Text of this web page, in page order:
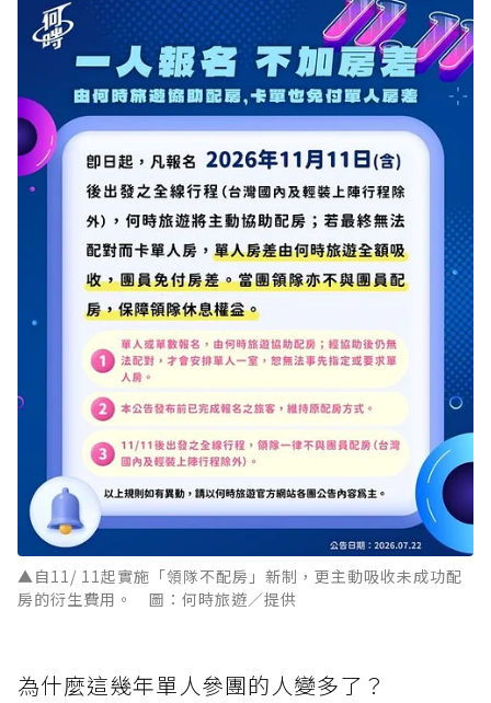
▲自11/ 11起實施「領隊不配房」新制，更主動吸收未成功配
房的衍生費用。 圖：何時旅遊／提供
為什麼這幾年單人參團的人變多了？